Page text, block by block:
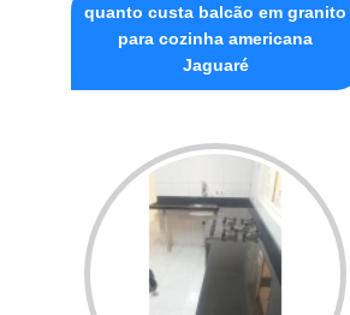
quanto custa balcão em granito
para cozinha americana
Jaguaré